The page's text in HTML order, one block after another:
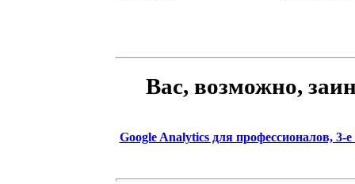
Вас, возможно,
Google Analytics для профессионалов, 3-е